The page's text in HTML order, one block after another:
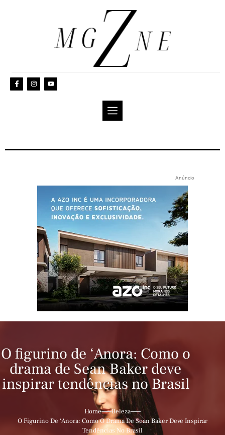
Anúncio
O figurino de ‘Anora: Como o
drama de Sean Baker deve
inspirar tendências no Brasil
Home
Beleza
O Figurino De ‘Anora: Como O Drama De Sean Baker Deve Inspirar
Tendências No Brasil